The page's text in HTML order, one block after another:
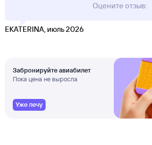
Оцените отзыв:
EKATERINA, июль 2026
Забронируйте авиабилет
Пока цена не выросла
Уже лечу